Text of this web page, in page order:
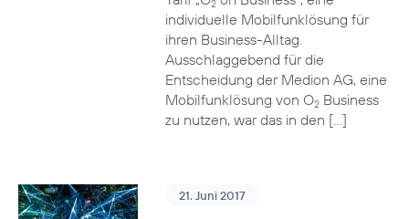
2
individuelle Mobilfunklösung für
ihren Business-Alltag.
Ausschlaggebend für die
Entscheidung der Medion AG, eine
Mobilfunklösung von O2Business
zu nutzen, war das in den […]
21. Juni 2017